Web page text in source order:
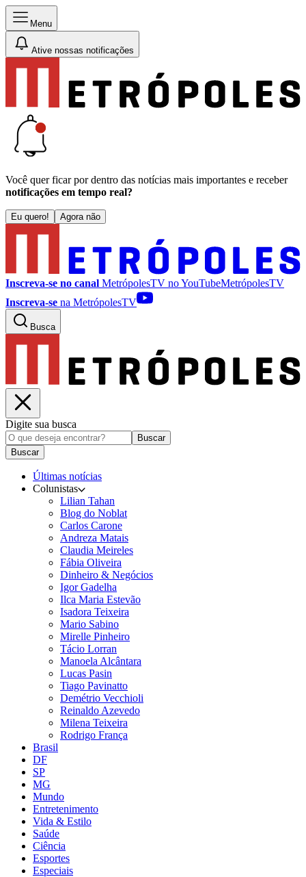
Menu
Ative nossas notificações
Você quer ficar por dentro das notícias mais importantes e receber
notificações em tempo real?
Eu quero! Agora não
Inscreva-se no canal MetrópolesTV noYouTubeMetrópolesTV
Inscreva-se na MetrópolesTV
Busca
Digite sua busca
Buscar
Buscar
Últimas notícias
Colunistas
Lilian Tahan
Blog do Noblat
Carlos Carone
Andreza Matais
Claudia Meireles
Fábia Oliveira
Dinheiro & Negócios
Igor Gadelha
Ilca Maria Estevão
Isadora Teixeira
Mario Sabino
Mirelle Pinheiro
Tácio Lorran
Manoela Alcântara
Lucas Pasin
Tiago Pavinatto
Demétrio Vecchioli
Reinaldo Azevedo
Milena Teixeira
Rodrigo França
Brasil
DF
SP
MG
Mundo
Entretenimento
Vida & Estilo
Saúde
Ciência
Esportes
Especiais